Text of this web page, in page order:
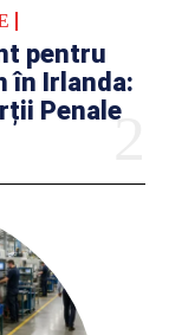
pentru
în Irlanda:
Penale